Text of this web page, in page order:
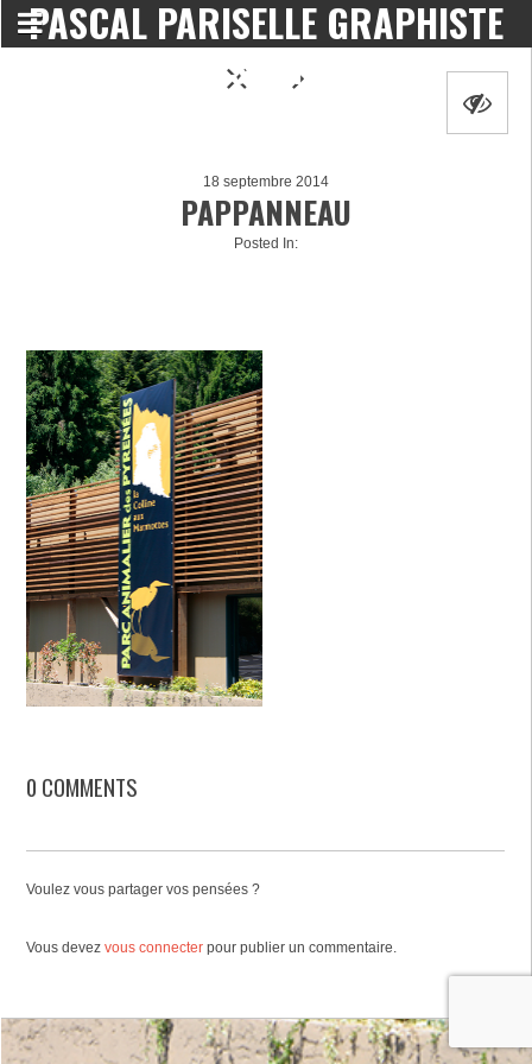
PASCAL PARISELLE GRAPHISTE
DESIGNER
18 septembre 2014
PAPPANNEAU
Posted In:
0 COMMENTS
Voulez vous partager vos pensées ?
Vous devezvous connecter pour publier un commentaire.